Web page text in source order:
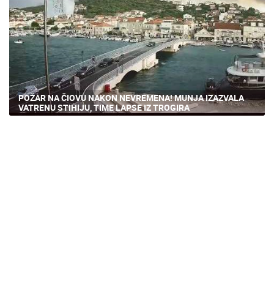
POŽAR NA ČIOVU NAKON NEVREMENA! MUNJA IZAZVALA
VATRENU STIHIJU, TIME LAPSE IZ TROGIRA